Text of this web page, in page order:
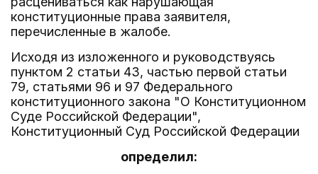
конституционные права заявителя,
перечисленные в жалобе.
Исходя из изложенного и руководствуясь
пунктом 2 статьи 43, частью первой статьи
79, статьями 96 и 97 Федерального
конституционного закона "О Конституционном
Суде Российской Федерации",
Конституционный Суд Российской Федерации
определил: